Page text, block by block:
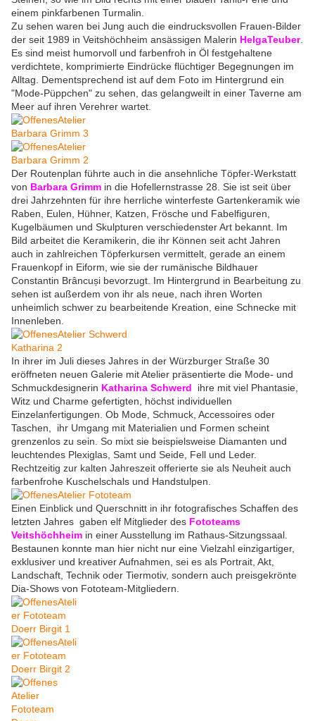
einem pinkfarbenen Turmalin.
Zu sehen waren bei Jung auch die eindrucksvollen Frauen-Bilder
der seit 1989 in Veitshöchheim ansässigen Malerin HelgaTeuber.
Es sind meist humorvoll und farbenfroh in Öl festgehaltene
verdichtete, komprimierte Eindrücke flüchtiger Begegnungen im
Alltag. Dementsprechend ist auf dem Foto im Hintergrund ein
"Mode-Püppchen" zu sehen, das gelangweilt in einer Taverne am
Meer auf ihren Verehrer wartet.
Der Routenplan führte auch in die ansehnliche Töpfer-Werkstatt
von Barbara Grimm in die Hofellernstrasse 28. Sie ist seit über
drei Jahrzehnten für ihre herrliche winterfeste Gartenkeramik wie
Raben, Eulen, Hühner, Katzen, Frösche und Fabelfiguren,
Kugelbäumen und Skulpturen verschiedenster Art bekannt. Im
Bild arbeitet die Keramikerin, die ihr Können seit acht Jahren
auch in zahlreichen Töpferkursen vermittelt, gerade an einem
Frauenkopf in Eiform, wie sie der rumänische Bildhauer
Constantin Brâncuși bevorzugt. Im Hintergrund in Bearbeitung zu
sehen ist außerdem von ihr als neue, nach ihren Worten
unheimlich schwer zu bearbeitende Kreation, eine Schnecke mit
Innenleben.
In ihrer im Juli dieses Jahres in der Würzburger Straße 30
eröffneten neuen Galerie mit Atelier präsentierte die Mode- und
Schmuckdesignerin Katharina Schwerd
ihre mit viel Phantasie,
Witz und Charme gefertigten, höchst individuellen
Einzelanfertigungen. Ob Mode, Schmuck, Accessoires oder
Taschen, ihr Umgang mit Materialien und Formen scheint
grenzenlos zu sein. So mixt sie beispielsweise Diamanten und
leuchtendes Plexiglas, Samt und Seide, Fell und Leder.
Rechtzeitig zur kalten Jahreszeit offerierte sie als Neuheit auch
farbenfrohe Kuschelschals und Handstulpen.
Einen Einblick und Querschnitt in ihr fotografisches Schaffen des
letzten Jahres gaben elf Mitglieder des Fototeams
Veitshöchheim in einer Ausstellung im Rathaus-Sitzungssaal.
Bestaunen konnte man hier nicht nur eine Vielzahl einzigartiger,
exklusiver und kreativer Aufnahmen, sei es als Portrait, Akt,
Landschaft, Technik oder Tiermotiv, sondern auch preisgekrönte
Dia-Shows von Fototeam-Mitgliedern.